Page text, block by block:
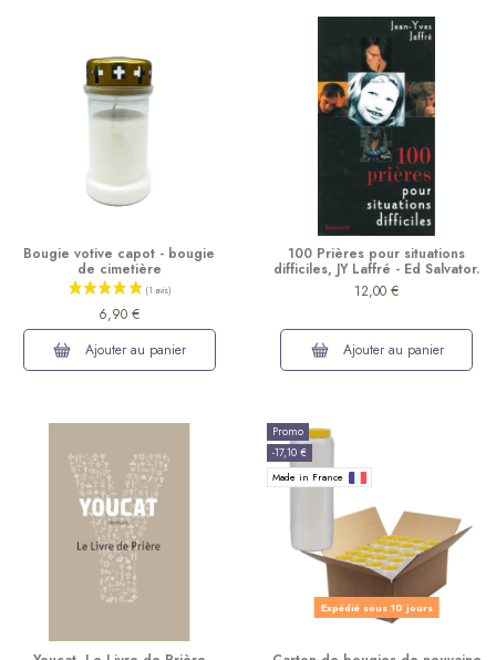
Bougie votive capot - bougie
de cimetière
6,90 €
Ajouter au panier
100 Prières pour situations
difficiles, JY Laffré - Ed Salvator.
12,00 €
Ajouter au panier
Promo
-17,10 €
Made in France
Expédié sous 10 jours